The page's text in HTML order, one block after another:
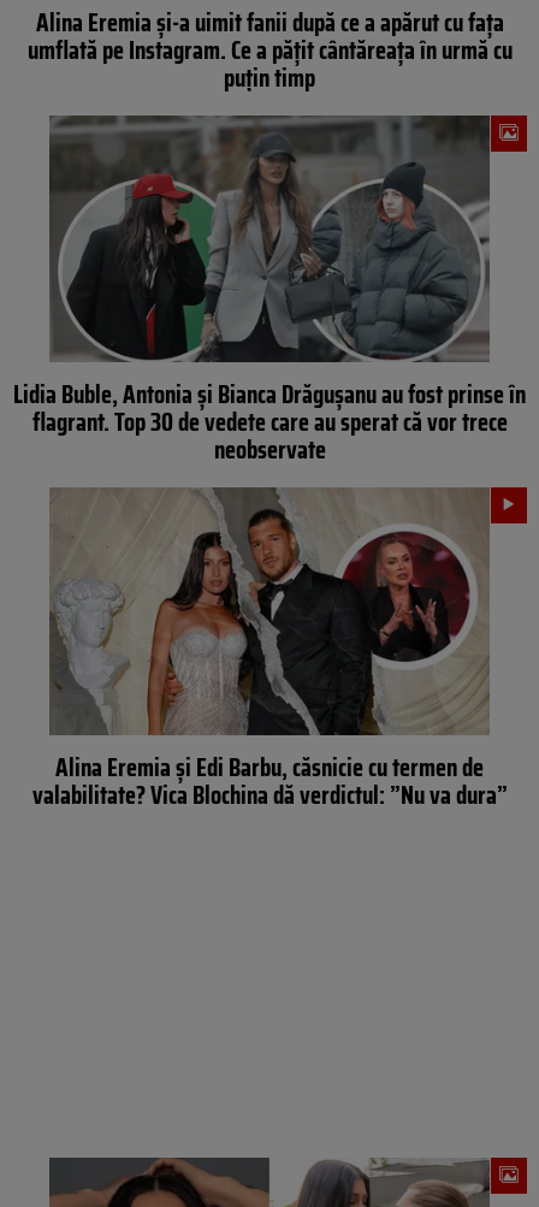
Alina Eremia și-a uimit fanii după ce a apărut cu fața
umflată pe Instagram. Ce a pățit cântăreața în urmă cu
puțin timp
Lidia Buble, Antonia și Bianca Drăgușanu au fost prinse în
flagrant. Top 30 de vedete care au sperat că vor trece
neobservate
Alina Eremia și Edi Barbu, căsnicie cu termen de
valabilitate? Vica Blochina dă verdictul: ”Nu va dura”